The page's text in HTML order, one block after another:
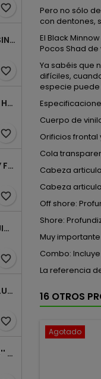
favorite_border
AGR INSERT NAIL SINKER
favorite_border
MUSTAD BALL JIG HEAD KEEPER
favorite_border
HART JIG K RUGBY FOOTBALL DM
favorite_border
HART TUNGSTEN JIG T FOOTBALL DM
favorite_border
ASARI FCX MAX FLUOROCARBONO 100% 100MTS
favorite_border
HART SPY CRAW 4'' CINNAMON PURPLE
Pero no sólo
con dentones,
El Black
Pocos Shad
Ya sabéis que
difíciles,
especie puede
Cuerpo de
Orificios
Cola
Cabeza
Cabeza
Off shore:
Shore:
Muy
Combo:
La referencia
16 OTROS
Agotado